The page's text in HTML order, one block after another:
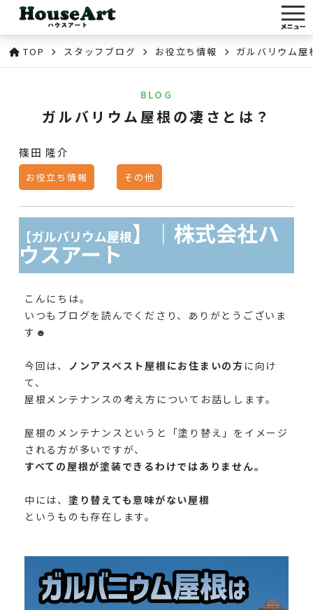
TOP スタッフブログ お役立ち情報 ガルバリウム屋
BLOG
ガルバリウム屋根の凄さとは？
篠田 隆介
お役立ち情報 その他
【ガルバリウム屋根】｜株式会社ハ
ウスアート
こんにちは。
いつもブログを読んでくださり、ありがとうございま
す ☻︎
今回は、 ノンアスベスト屋根にお住まいの方 に向け
て、
屋根メンテナンスの考え方についてお話しします。
屋根のメンテナンスというと「塗り替え」をイメージ
される方が多いですが、
すべての屋根が塗装できるわけではありません。
中には、 塗り替えても意味がない屋根
というものも存在します。